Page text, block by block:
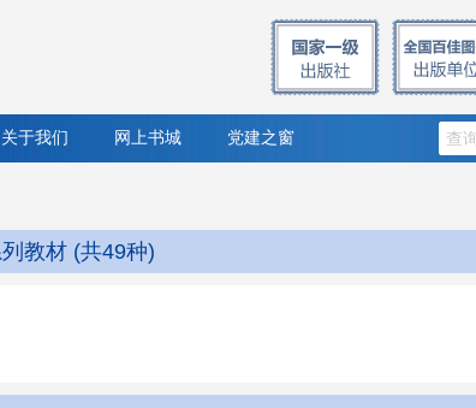
关于我们 网上书城 党建之窗
教材 (共49种)